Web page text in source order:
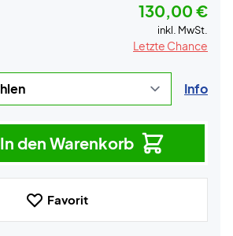
130,00 €
inkl. MwSt.
Letzte Chance
Info
In den Warenkorb
Favorit